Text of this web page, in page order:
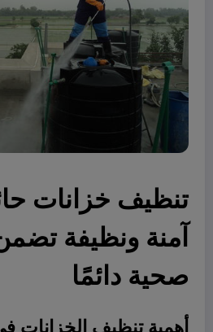
تنظيف خزانات
آمنة ونظيفة
صحية دائمًا
أهمية تنظيف الخزانات